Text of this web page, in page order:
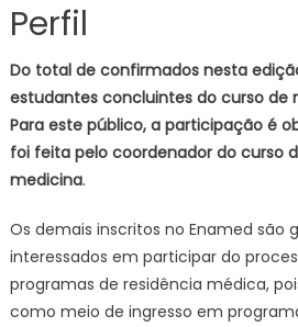
Perfil
Do total de confirmados nesta
estudantes concluintes do curso de
Para este público, a participação é
foi feita pelo coordenador do curso
medicina.
Os demais inscritos no Enamed são
interessados em participar do
programas de residência médica,
como meio de ingresso em